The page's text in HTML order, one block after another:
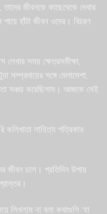
জীবনকে কাছেথেকে দেখার
হাঁটা জীবন ওদের। বিচরণ
লেখার সময় ক্ষেত্রসমীক্ষা,
সম্প্রদায়ের সঙ্গে মেলামেশা,
সঞ্চয় করেছিলাম। আজকে সেই
কলিখাতা সাহিত্য পত্রিকার
জীবন চলে। প্রতিদিন উপায়
লিখলাম না বলা কথাগুলি ‘যা